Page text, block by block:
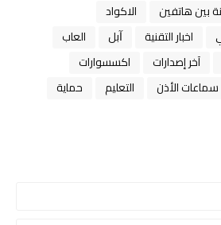
بين هاتفين
الاكواد
اخبار التقنية ﺁﺑﻞ
العاب
آخر إصدارات
اكسسوارات
سماعات الأذن التعليم
حماية